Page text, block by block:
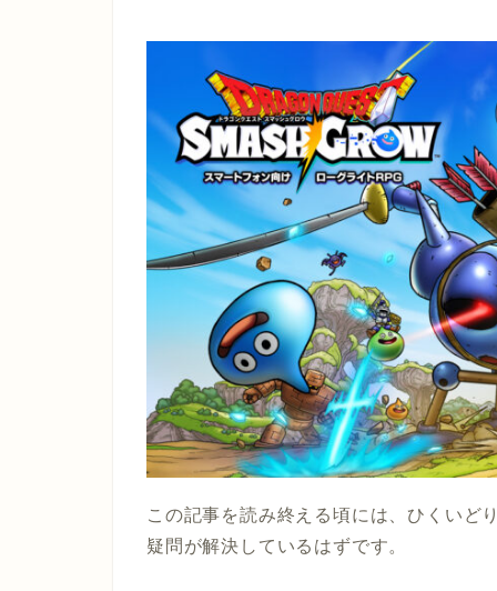
この記事を読み終える頃には、ひくいど
疑問が解決しているはずです。